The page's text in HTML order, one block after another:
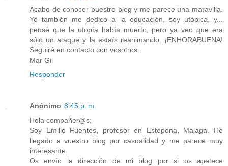
Acabo de conocer buestro blog y me parece una maravilla.
Yo también me dedico a la educación, soy utópica, y...
pensé que la utopía había muerto, pero ya veo que era
sólo un ataque y la estaís reanimando. ¡ENHORABUENA!
Seguiré en contacto con vosotros..
Mar Gil
Responder
Anónimo 8:45 p. m.
Hola compañer@s;
Soy Emilio Fuentes, profesor en Estepona, Málaga. He
llegado a vuestro blog por casualidad y me parece muy
interesante.
Os envío la dirección de mi blog por si os apetece